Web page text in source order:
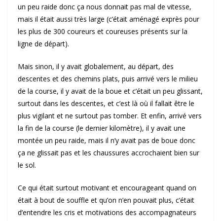
un peu raide donc ça nous donnait pas mal de vitesse,
mais il était aussi très large (c’était aménagé exprès pour
les plus de 300 coureurs et coureuses présents sur la
ligne de départ).
Mais sinon, il y avait globalement, au départ, des
descentes et des chemins plats, puis arrivé vers le milieu
de la course, il y avait de la boue et c’était un peu glissant,
surtout dans les descentes, et c’est là où il fallait être le
plus vigilant et ne surtout pas tomber. Et enfin, arrivé vers
la fin de la course (le dernier kilomètre), il y avait une
montée un peu raide, mais il n’y avait pas de boue donc
ça ne glissait pas et les chaussures accrochaient bien sur
le sol.
Ce qui était surtout motivant et encourageant quand on
était à bout de souffle et qu’on n’en pouvait plus, c’était
d’entendre les cris et motivations des accompagnateurs